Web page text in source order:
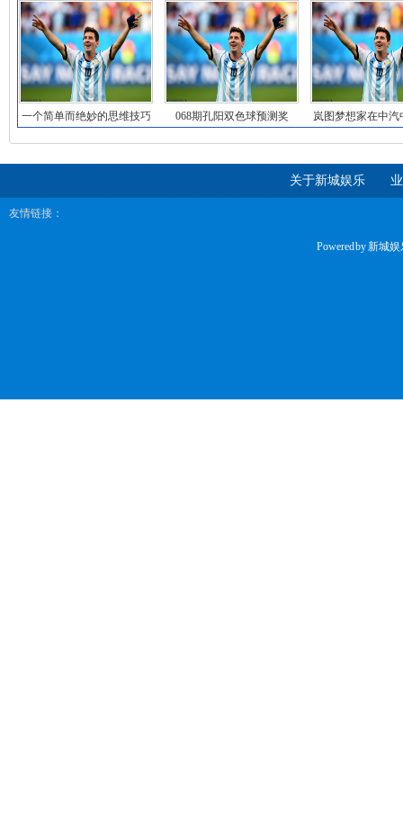
一个简单而绝妙的思维技巧
068期孔阳双色球预测奖
岚图梦想家在中汽
关于新城娱乐
友情链接：
Powered by新城娱